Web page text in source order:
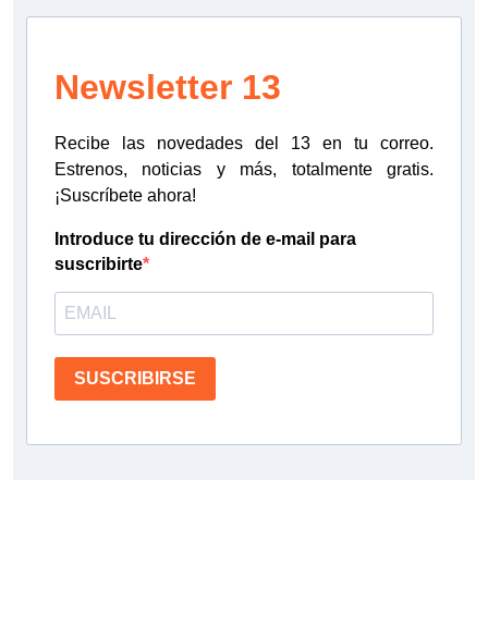
Newsletter 13
Recibe las novedades del 13 en tu correo.
Estrenos, noticias y más, totalmente gratis.
¡Suscríbete ahora!
Introduce tu dirección de e-mail para
suscribirte
SUSCRIBIRSE